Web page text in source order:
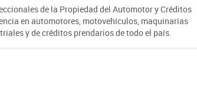
de la Propiedad del Automotor y Créditos
en automotores, motovehículos, maquinarias
y de créditos prendarios de todo el país.